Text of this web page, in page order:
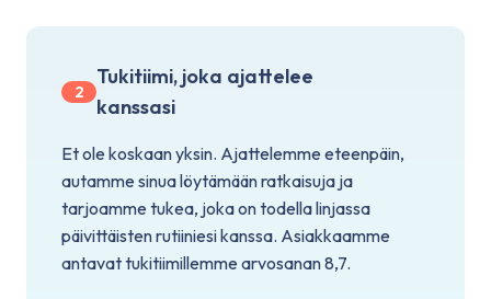
2
Tukitiimi, joka ajattelee
kanssasi
Et ole koskaan yksin. Ajattelemme eteenpäin,
autamme sinua löytämään ratkaisuja ja
tarjoamme tukea, joka on todella linjassa
päivittäisten rutiiniesi kanssa. Asiakkaamme
antavat tukitiimillemme arvosanan 8,7.